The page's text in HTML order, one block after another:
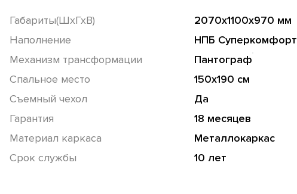
Габариты(ШхГхВ)
2070х1100х970 мм
Наполнение
НПБ Суперкомфорт
Механизм трансформации
Пантограф
Спальное место
150х190 см
Съемный чехол
Да
Гарантия
18 месяцев
Материал каркаса
Металлокаркас
Срок службы
10 лет